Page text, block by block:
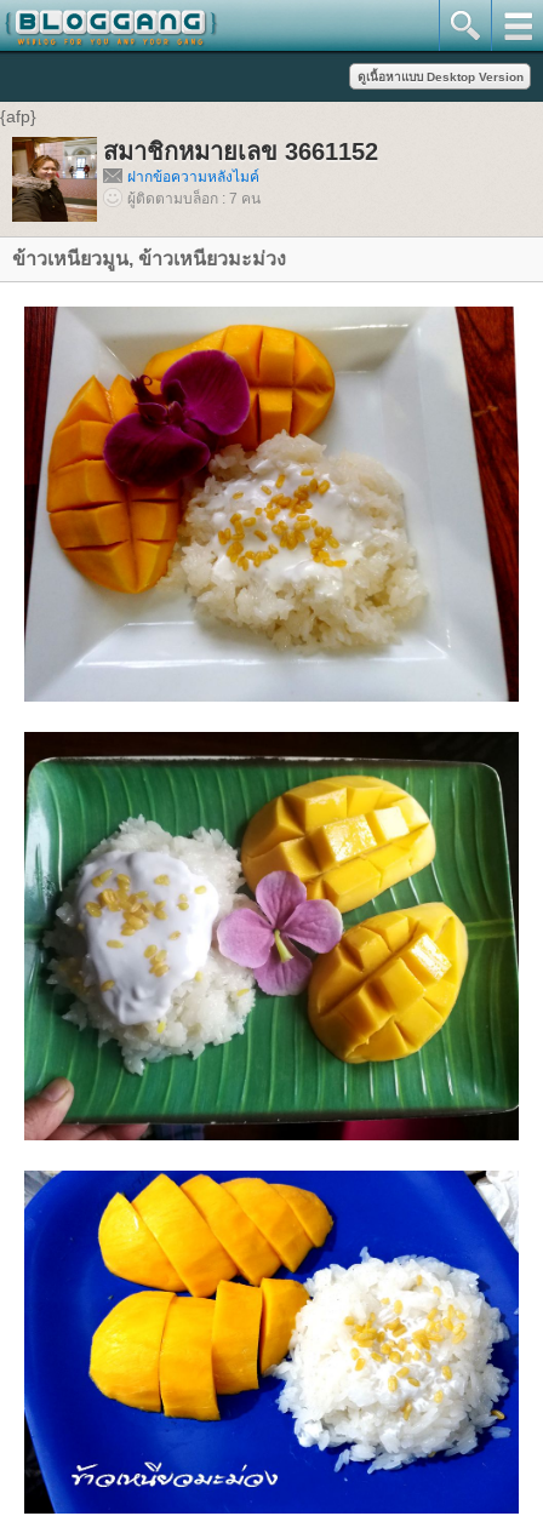
{afp}
สมาชิกหมายเลข 3661152
ฝากข้อความหลังไมค์
ผู้ติดตามบล็อก : 7 คน
ข้าวเหนียวมูน, ข้าวเหนียวมะม่วง